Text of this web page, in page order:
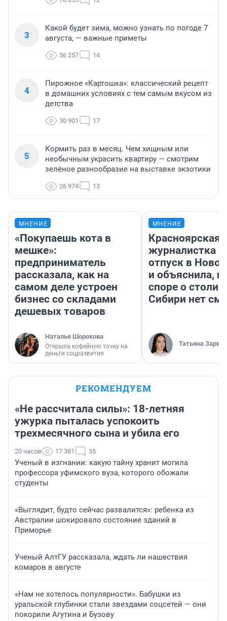
3
Какой будет зима, можно узнать по погоде 7
августа, — важные приметы
56 257 14
4
Пирожное «Картошка»: классический рецепт
в домашних условиях с тем самым вкусом из
детства
30 901 17
5
Кормить раз в месяц. Чем хищным или
необычным украсить квартиру — смотрим
зелёное разнообразие на выставке экзотики
26 974 13
МНЕНИЕ
«Покупаешь кота в
мешке»:
предприниматель
рассказала, как на
самом деле устроен
бизнес со складами
дешевых товаров
Наталья Шорохова
Открыла кофейную точку на
деньги соцразвития
МНЕНИЕ
Красноярская
журналистка
отпуск в
и объяснила,
споре о
Сибири нет
Татьяна Зарва
РЕКОМЕНДУЕМ
«Не рассчитала силы»: 18-летняя
ужурка пыталась успокоить
трехмесячного сына и убила его
20 часов 17 381 35
Ученый в изгнании: какую тайну хранит могила
профессора уфимского вуза, которого обожали
студенты
«Выглядит, будто сейчас развалится»: ребенка из
Австралии шокировало состояние зданий в
Приморье
Ученый АлтГУ рассказала, ждать ли нашествия
комаров в августе
«Нам не хотелось популярности». Бабушки из
уральской глубинки стали звездами соцсетей — они
покорили Агутина и Бузову